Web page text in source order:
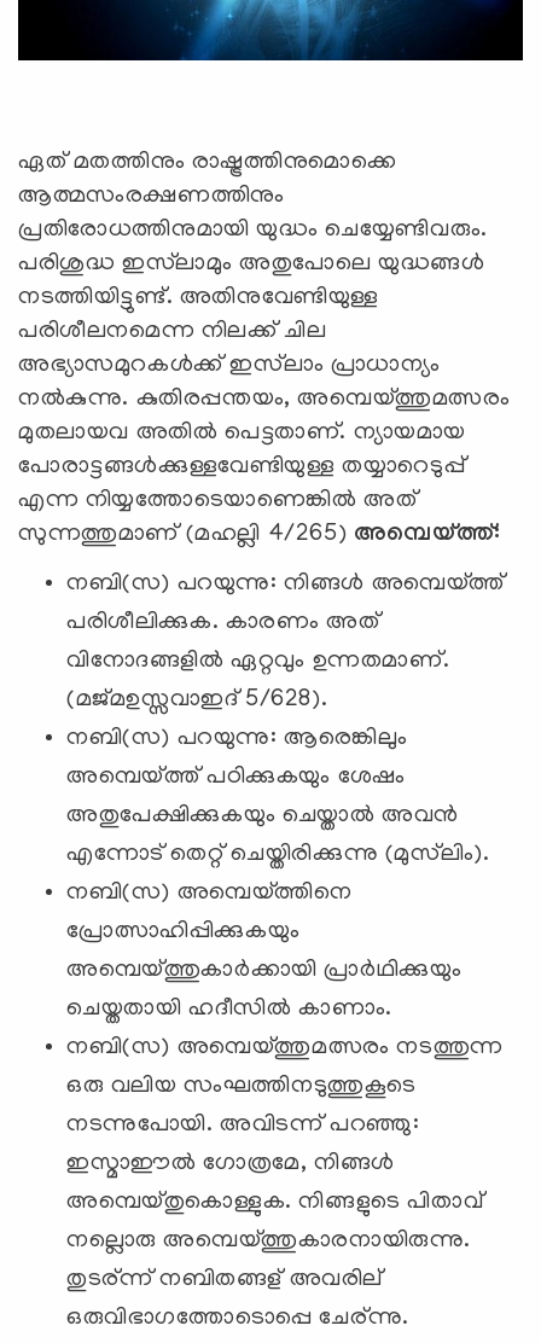
ഏത് മതത്തിനും രാഷ്ട്രത്തിനുമൊക്കെ
ആത്മസംരക്ഷണത്തിനും
പ്രതിരോധത്തിനുമായി യുദ്ധം ചെയ്യേണ്ടിവരും.
പരിശുദ്ധ ഇസ്‌ലാമും അതുപോലെ യുദ്ധങ്ങള്‍
നടത്തിയിട്ടുണ്ട്. അതിനുവേണ്ടിയുള്ള
പരിശീലനമെന്ന നിലക്ക് ചില
അഭ്യാസമുറകള്‍ക്ക് ഇസ്‌ലാം പ്രാധാന്യം
നല്‍കുന്നു. കുതിരപ്പന്തയം, അമ്പെയ്ത്തുമത്സരം
മുതലായവ അതില്‍ പെട്ടതാണ്. ന്യായമായ
പോരാട്ടങ്ങള്‍ക്കുള്ളവേണ്ടിയുള്ള തയ്യാറെടുപ്പ്
എന്ന നിയ്യത്തോടെയാണെങ്കില്‍ അത്
സുന്നത്തുമാണ് (മഹല്ലി 4/265) അമ്പെയ്ത്ത്:
നബി(സ) പറയുന്നു: നിങ്ങള്‍ അമ്പെയ്ത്ത്
പരിശീലിക്കുക. കാരണം അത്
വിനോദങ്ങളില്‍ ഏറ്റവും ഉന്നതമാണ്.
(മജ്മഉസ്സവാഇദ് 5/628).
നബി(സ) പറയുന്നു: ആരെങ്കിലും
അമ്പെയ്ത്ത് പഠിക്കുകയും ശേഷം
അതുപേക്ഷിക്കുകയും ചെയ്താല്‍ അവന്‍
എന്നോട് തെറ്റ് ചെയ്തിരിക്കുന്നു (മുസ്‌ലിം).
നബി(സ) അമ്പെയ്ത്തിനെ
പ്രോത്സാഹിപ്പിക്കുകയും
അമ്പെയ്ത്തുകാര്‍ക്കായി പ്രാര്‍ഥിക്കുയും
ചെയ്തതായി ഹദീസില്‍ കാണാം.
നബി(സ) അമ്പെയ്ത്തുമത്സരം നടത്തുന്ന
ഒരു വലിയ സംഘത്തിനടുത്തുകൂടെ
നടന്നുപോയി. അവിടന്ന് പറഞ്ഞു:
ഇസ്മാഈല്‍ ഗോത്രമേ, നിങ്ങള്‍
അമ്പെയ്തുകൊള്ളുക. നിങ്ങളുടെ പിതാവ്
നല്ലൊരു അമ്പെയ്ത്തുകാരനായിരുന്നു.
തുടര്ന്ന് നബിതങ്ങള് അവരില്
ഒരുവിഭാഗത്തോടൊപ്പെ ചേര്ന്നു.